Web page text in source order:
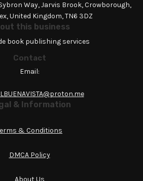
Way, Jarvis Brook, Crowborough,
United Kingdom, TN6 3DZ
this business
book publishing services
Contact
Email:
& Information
& Conditions
DMCA Policy